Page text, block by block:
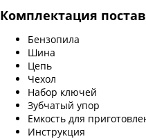
Комплектация
Бензопила
Шина
Цепь
Чехол
Набор ключей
Зубчатый упор
Емкость для
Инструкция